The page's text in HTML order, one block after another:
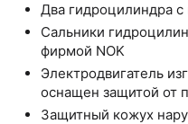
Два гидроцилиндра
Сальники
фирмой NOK
Электродвигатель
оснащен защитой от
Защитный кожух